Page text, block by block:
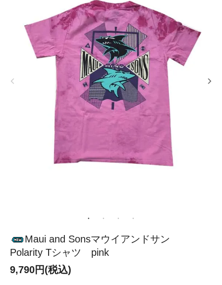
Maui and Sonsマウイアンドサン
Polarity Tシャツ pink
9,790円(税込)